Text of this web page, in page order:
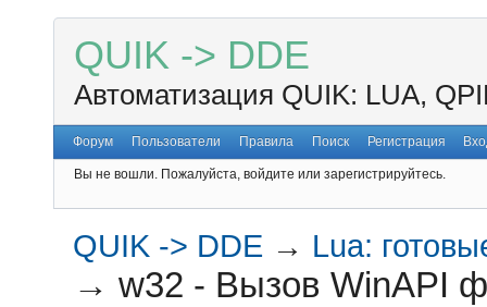
QUIK -> DDE
Автоматизация QUIK: LUA,
Форум Пользователи Правила Поиск Регистрация
Вы не вошли. Пожалуйста, войдите или зарегистрируйтесь.
QUIK -> DDE → Lua:
→w32 - Вызов WinAPI